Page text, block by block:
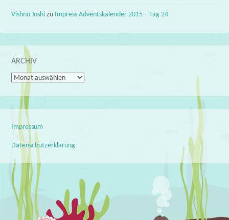
Vishnu Joshi zu Impress Adventskalender 2015 – Tag 24
ARCHIV
Archiv
Impressum
Datenschutzerklärung